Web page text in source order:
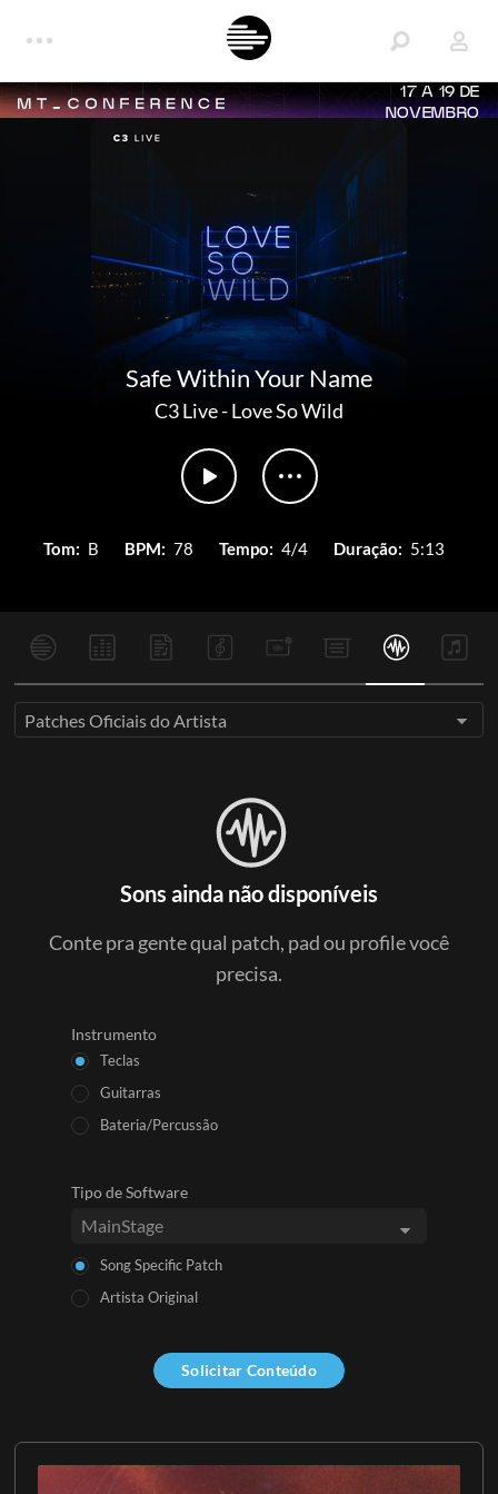
17 A 19 DE
NOVEMBRO
Safe Within Your Name
C3 Live-Love So Wild
Tom: B BPM: 78 Tempo: 4/4 Duração: 5:13
Patches Oficiais do Artista
Sons ainda não disponíveis
Conte pra gente qual patch, pad ou profile você
precisa.
Instrumento
Teclas
Guitarras
Bateria/Percussão
Tipo de Software
Song Specific Patch
Artista Original
Solicitar Conteúdo